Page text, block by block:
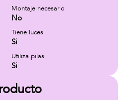
Montaje necesario
No
Tiene luces
Si
Utiliza pilas
Si